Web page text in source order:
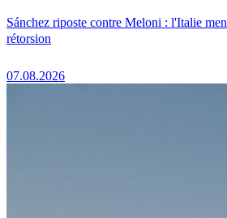
Sánchez riposte contre Meloni : l'Italie
rétorsion
07.08.2026